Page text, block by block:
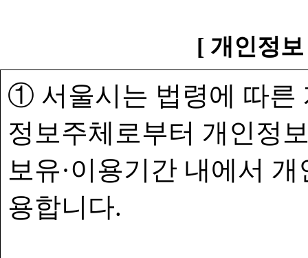
[ 개인정
① 서울시는 법령에 따른
정보주체로부터 개인정
보유·이용기간 내에서
용합니다.